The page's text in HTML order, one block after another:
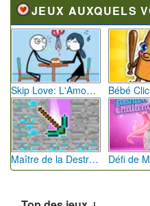
JEUX AUXQUELS
Skip Love: L'Amour en Péril
Maître de la Destruction: Fusion de Pioches